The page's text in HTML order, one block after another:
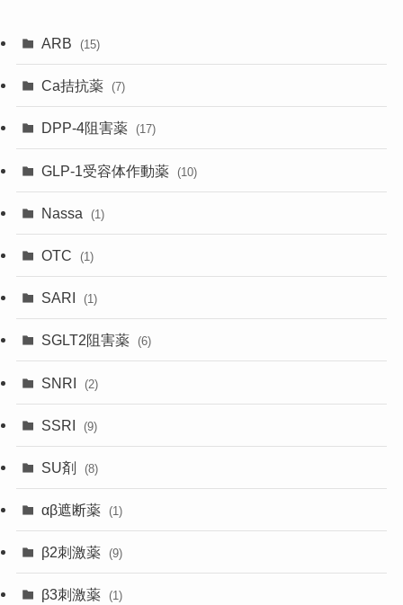
ARB (15)
Ca拮抗薬 (7)
DPP-4阻害薬 (17)
GLP-1受容体作動薬 (10)
Nassa (1)
OTC (1)
SARI (1)
SGLT2阻害薬 (6)
SNRI (2)
SSRI (9)
SU剤 (8)
αβ遮断薬 (1)
β2刺激薬 (9)
β3刺激薬 (1)